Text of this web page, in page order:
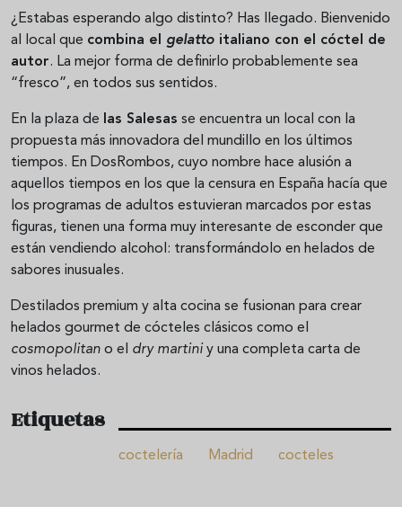
¿Estabas esperando algo distinto? Has llegado. Bienvenido
al local que combina el gelatto italiano con el cóctel de
autor. La mejor forma de definirlo probablemente sea
“fresco”, en todos sus sentidos.
En la plaza de las Salesas se encuentra un local con la
propuesta más innovadora del mundillo en los últimos
tiempos. En DosRombos, cuyo nombre hace alusión a
aquellos tiempos en los que la censura en España hacía que
los programas de adultos estuvieran marcados por estas
figuras, tienen una forma muy interesante de esconder que
están vendiendo alcohol: transformándolo en helados de
sabores inusuales.
Destilados premium y alta cocina se fusionan para crear
helados gourmet de cócteles clásicos como el
cosmopolitan o el dry martini y una completa carta de
vinos helados.
Etiquetas
coctelería Madrid cocteles